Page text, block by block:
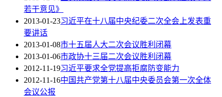
若干意见》
2013-01-23习近平在十八届中央纪委二次全会上发表重
要讲话
2013-01-08市十五届人大二次会议胜利闭幕
2013-01-06市政协十三届二次会议胜利闭幕
2012-11-19习近平要求全党提高拒腐防变能力
2012-11-16中国共产党第十八届中央委员会第一次全体
会议公报